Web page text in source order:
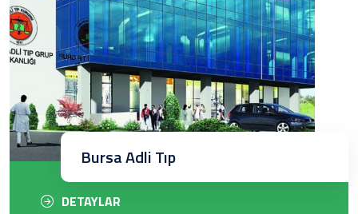
DETAYLAR
Bursa Adli Tıp